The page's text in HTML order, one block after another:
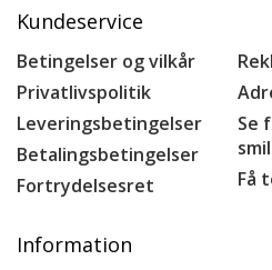
Kundeservice
Betingelser og vilkår
Privatlivspolitik
Leveringsbetingelser
Betalingsbetingelser
Fortrydelsesret
Se
Få
Information